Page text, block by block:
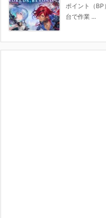
ポイント（BP
台で作業 ...